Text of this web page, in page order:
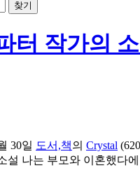
터 작가의
30일 도서,책의 Crystal (620
설 나는 부모와 이혼했다